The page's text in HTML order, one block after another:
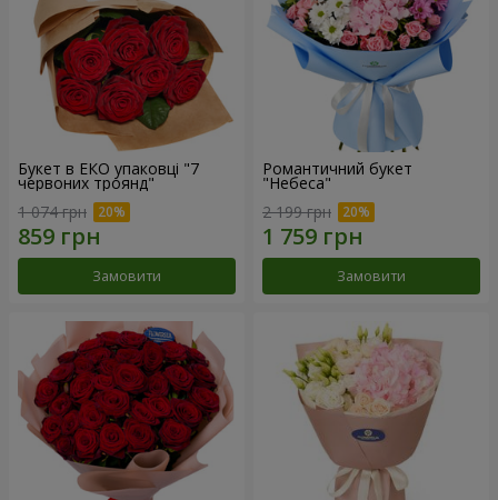
Букет в ЕКО упаковці "7
червоних троянд"
1 074 грн
Замовити
Романтичний букет
"Небеса"
2 199 грн
Замовити